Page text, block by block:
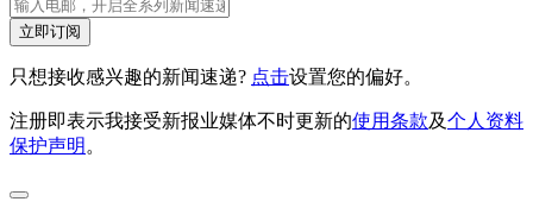
立即订阅
只想接收感兴趣的新闻速递? 点击设置您的偏好。
注册即表示我接受新报业媒体不时更新的使用条款及个人资料
保护声明 。